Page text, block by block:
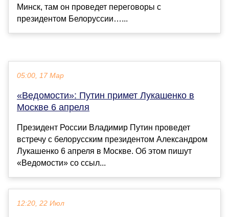
Минск, там он проведет переговоры с
президентом Белоруссии…...
05:00, 17 Мар
«Ведомости»: Путин примет Лукашенко в
Москве 6 апреля
Президент России Владимир Путин проведет
встречу с белорусским президентом Александром
Лукашенко 6 апреля в Москве. Об этом пишут
«Ведомости» со ссыл...
12:20, 22 Июл